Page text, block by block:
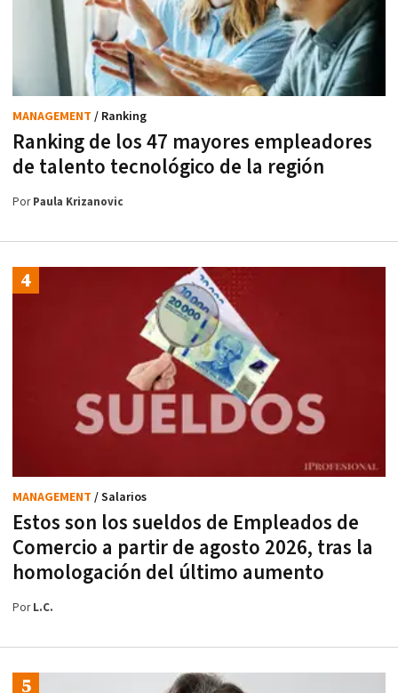
Ranking de los 47 mayores empleadores
de talento tecnológico de la región
MANAGEMENT / Ranking
PorPaula Krizanovic
Estos son los sueldos de Empleados de
Comercio a partir de agosto 2026, tras la
homologación del último aumento
MANAGEMENT / Salarios
PorL.C.